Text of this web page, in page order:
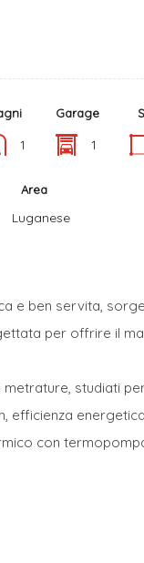
1
Garage
1
Area
Luganese
e ben servita,
per offrire il
studiati
efficienza
con